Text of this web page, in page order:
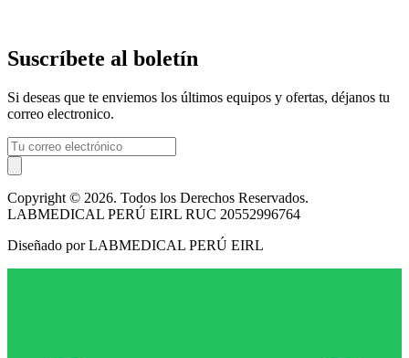
Suscríbete al boletín
Si deseas que te enviemos los últimos equipos y ofertas, déjanos tu
correo electronico.
Copyright © 2026. Todos los Derechos Reservados.
LABMEDICAL PERÚ EIRL RUC 20552996764
Diseñado por LABMEDICAL PERÚ EIRL